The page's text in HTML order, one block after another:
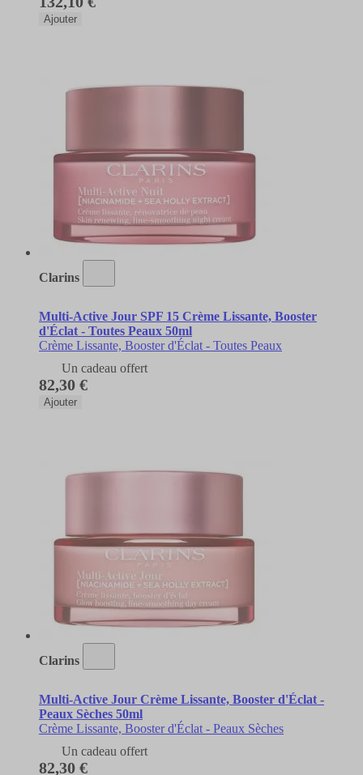
Ajouter
Clarins
Multi-Active Jour SPF 15 Crème Lissante, Booster
d'Éclat - Toutes Peaux 50ml
Crème Lissante, Booster d'Éclat - Toutes Peaux
Un cadeau offert
82,30 €
Ajouter
Clarins
Multi-Active Jour Crème Lissante, Booster d'Éclat -
Peaux Sèches 50ml
Crème Lissante, Booster d'Éclat - Peaux Sèches
Un cadeau offert
82,30 €